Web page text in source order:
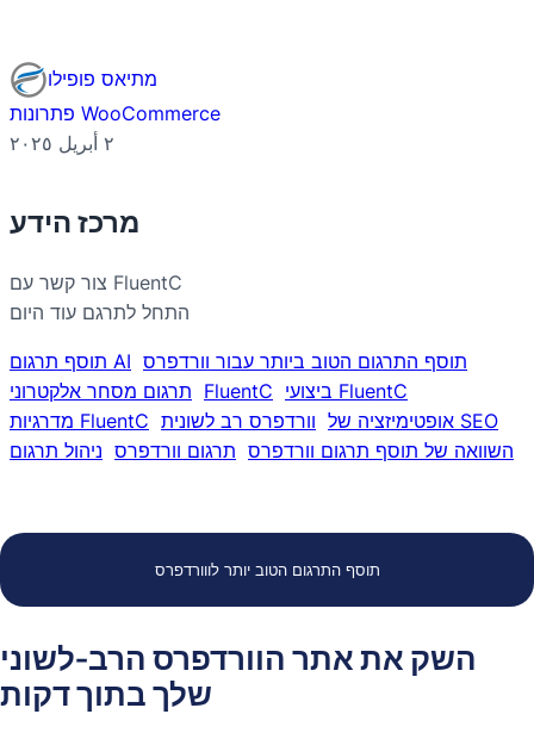
מתיאס פופילו
פתרונות WooCommerce
٢ أبريل ٢٠٢٥
מרכז הידע
צור קשר עם FluentC
התחל לתרגם עוד היום
תוסף תרגום AI תוסף התרגום הטוב ביותר עבור וורדפרס
תרגום מסחר אלקטרוני FluentC
ביצועי FluentC
מדרגיות FluentC וורדפרס רב לשונית
אופטימיזציה של SEO
ניהול תרגום תרגום וורדפרס השוואה של תוסף תרגום וורדפרס
תוסף התרגום הטוב יותר לווורדפרס
השק את אתר הוורדפרס הרב-לשוני
שלך בתוך דקות